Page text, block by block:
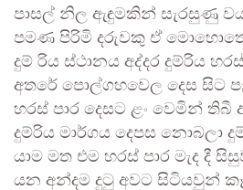
පාසල් නිල ඇඳුමකින් සැරසුණු
පමණ පිරිමි දරුවකු ඒ
දුම් රිය ස්ථානය අද්දර දුම්රිය
අතරේ පොල්ගහවෙල දෙස සිට
හරස් පාර දෙසට ළං වෙමින් තිබී
දුම්රිය මාර්ගය දෙපස නොබලා
යාම මත එම හරස් පාර මැද දී
යන අන්දම දුටු අවට සිටියවුන්